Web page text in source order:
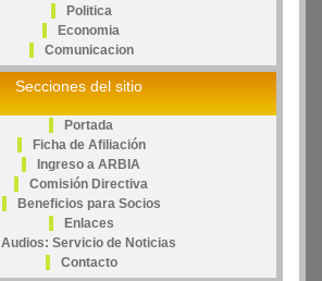
Politica
Economia
Comunicacion
Secciones del sitio
Portada
Ficha de Afiliación
Ingreso a ARBIA
Comisión Directiva
Beneficios para Socios
Enlaces
Audios: Servicio de Noticias
Contacto